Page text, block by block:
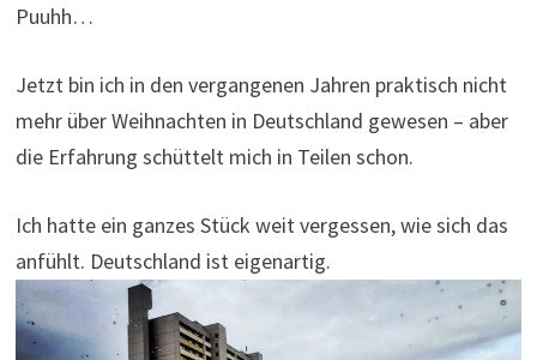
Puuhh…
Jetzt bin ich in den vergangenen Jahren praktisch nicht
mehr über Weihnachten in Deutschland gewesen – aber
die Erfahrung schüttelt mich in Teilen schon.
Ich hatte ein ganzes Stück weit vergessen, wie sich das
anfühlt. Deutschland ist eigenartig.